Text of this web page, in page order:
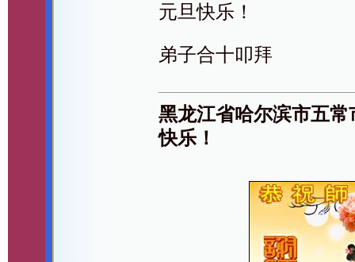
元旦快乐！
弟子合十叩拜
黑龙江省哈尔滨市五
快乐！